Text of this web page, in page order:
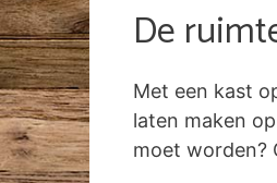
De
Met een kast
laten maken
moet worden?